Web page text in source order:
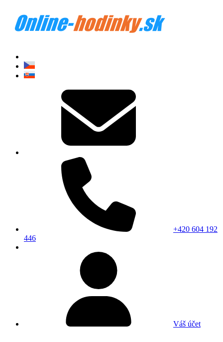
+420 604 192
446
Váš účet